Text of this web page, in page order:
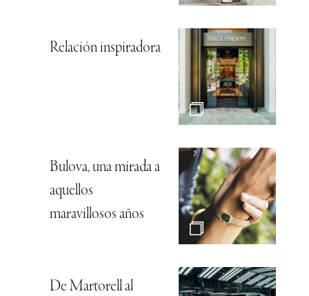
Relación inspiradora
Bulova, una mirada a
aquellos
maravillosos años
De Martorell al